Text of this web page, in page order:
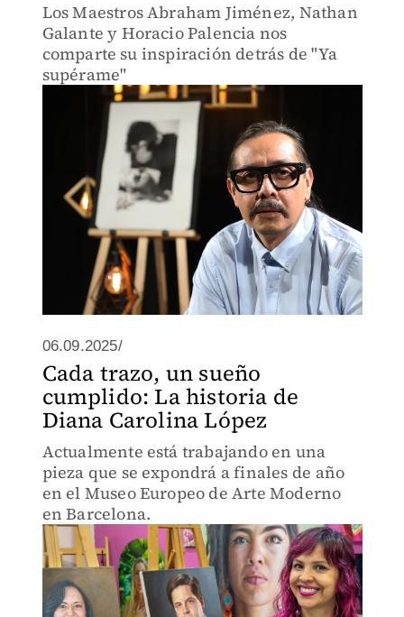
Los Maestros Abraham Jiménez, Nathan
Galante y Horacio Palencia nos
comparte su inspiración detrás de "Ya
supérame"
06.09.2025/
Cada trazo, un sueño
cumplido: La historia de
Diana Carolina López
Actualmente está trabajando en una
pieza que se expondrá a finales de año
en el Museo Europeo de Arte Moderno
en Barcelona.